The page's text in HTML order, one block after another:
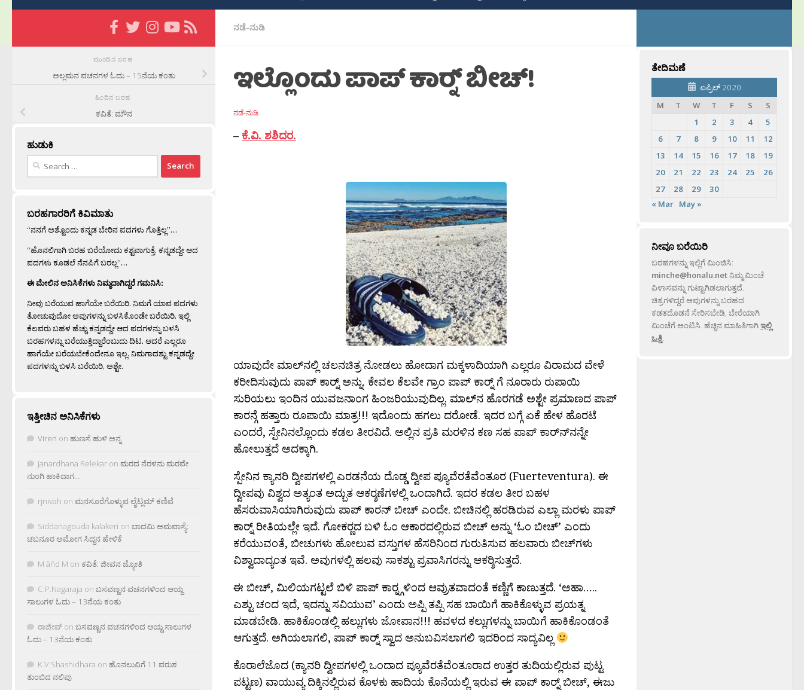
ನಡೆ-ನುಡಿ
ಇಲ್ಲೊಂದು ಪಾಪ್‍ ಕಾರ‍್ನ್ ಬೀಚ್!
ನಡೆ-ನುಡಿ
– ಕೆ.ವಿ. ಶಶಿದರ.
ಯಾವುದೇ ಮಾಲ್‍ನಲ್ಲಿ ಚಲನಚಿತ್ರ ನೋಡಲು ಹೋದಾಗ ಮಕ್ಕಳಾದಿಯಾಗಿ ಎಲ್ಲರೂ ವಿರಾಮದ ವೇಳೆ
ಕರೀದಿಸುವುದು ಪಾಪ್ ಕಾರ‍್ನ್ ಅನ್ನು. ಕೇವಲ ಕೆಲವೇ ಗ್ರಾಂ ಪಾಪ್ ಕಾರ‍್ನ್ ಗೆ ನೂರಾರು ರುಪಾಯಿ
ಸುರಿಯಲು ಇಂದಿನ ಯುವಜನಾಂಗ ಹಿಂಜರಿಯುವುದಿಲ್ಲ. ಮಾಲ್‍ನ ಹೊರಗಡೆ ಅಶ್ಟೇ ಪ್ರಮಾಣದ ಪಾಪ್
ಕಾರನ್ಗೆ ಹತ್ತಾರು ರೂಪಾಯಿ ಮಾತ್ರ!!! ಇದೊಂದು ಹಗಲು ದರೋಡೆ. ಇದರ ಬಗ್ಗೆ ಏಕೆ ಹೇಳ ಹೊರಟೆ
ಎಂದರೆ, ಸ್ಪೇನಿನಲ್ಲೊಂದು ಕಡಲ ತೀರವಿದೆ. ಅಲ್ಲಿನ ಪ್ರತಿ ಮರಳಿನ ಕಣ ಸಹ ಪಾಪ್ ಕಾರ‍್ನ್‍ನನ್ನೇ
ಹೋಲುತ್ತದೆ ಅದಕ್ಕಾಗಿ.
ಸ್ಪೇನಿನ ಕ್ಯಾನರಿ ದ್ವೀಪಗಳಲ್ಲಿ ಎರಡನೆಯ ದೊಡ್ಡ ದ್ವೀಪ ಪ್ಯೂವೆರತೆವೆಂತೂರ (Fuerteventura). ಈ
ದ್ವೀಪವು ವಿಶ್ವದ ಅತ್ಯಂತ ಅದ್ಬುತ ಆಕರ‍್ಶಣೆಗಳಲ್ಲಿ ಒಂದಾಗಿದೆ. ಇದರ ಕಡಲ ತೀರ ಬಹಳ
ಹೆಸರುವಾಸಿಯಾಗಿರುವುದು ಪಾಪ್ ಕಾರನ್ ಬೀಚ್ ಎಂದೇ. ಬೀಚಿನಲ್ಲಿ ಹರಡಿರುವ ಎಲ್ಲಾ ಮರಳು ಪಾಪ್
ಕಾರ‍್ನ್ ರೀತಿಯಲ್ಲೇ ಇದೆ. ಗೋಕರ‍್ಣದ ಬಳಿ ಓಂ ಆಕಾರದಲ್ಲಿರುವ ಬೀಚ್ ಅನ್ನು ‘ಓಂ ಬೀಚ್’ ಎಂದು
ಕರೆಯುವಂತೆ, ಬೀಚುಗಳು ಹೋಲುವ ವಸ್ತುಗಳ ಹೆಸರಿನಿಂದ ಗುರುತಿಸುವ ಹಲವಾರು ಬೀಚ್‍ಗಳು
ವಿಶ್ವಾದಾದ್ಯಂತ ಇವೆ. ಅವುಗಳಲ್ಲಿ ಹಲವು ಸಾಕಶ್ಟು ಪ್ರವಾಸಿಗರನ್ನು ಆಕರ‍್ಶಿಸುತ್ತದೆ.
ಈ ಬೀಚ್, ಮಿಲಿಯಗಟ್ಟಲೆ ಬಿಳಿ ಪಾಪ್ ಕಾರ‍್ನ್ಗಳಿಂದ ಆವ್ರುತವಾದಂತೆ ಕಣ್ಣಿಗೆ ಕಾಣುತ್ತದೆ. ‘ಅಹಾ…..
ಎಶ್ಟು ಚಂದ ಇದೆ, ಇದನ್ನು ಸವಿಯುವ’ ಎಂದು ಅಪ್ಪಿ ತಪ್ಪಿ ಸಹ ಬಾಯಿಗೆ ಹಾಕಿಕೊಳ್ಳುವ ಪ್ರಯತ್ನ
ಮಾಡಬೇಡಿ. ಹಾಕಿಕೊಂಡಲ್ಲಿ ಹಲ್ಲುಗಳು ಜೋಪಾನ!!! ಹವಳದ ಕಲ್ಲುಗಳನ್ನು ಬಾಯಿಗೆ ಹಾಕಿಕೊಂಡಂತೆ
ಆಗುತ್ತದೆ. ಅಗಿಯಲಾಗಲಿ, ಪಾಪ್ ಕಾರ‍್ನ್ ಸ್ವಾದ ಅನುಬವಿಸಲಾಗಲಿ ಇದರಿಂದ ಸಾದ್ಯವಿಲ್ಲ
ಕೊರಾಲೆಜೊದ (ಕ್ಯಾನರಿ ದ್ವೀಪಗಳಲ್ಲಿ ಒಂದಾದ ಪ್ಯೂವೆರತೆವೆಂತೂರಾದ ಉತ್ತರ ತುದಿಯಲ್ಲಿರುವ ಪುಟ್ಟ
ಪಟ್ಟಣ) ವಾಯುವ್ಯ ದಿಕ್ಕಿನಲ್ಲಿರುವ ಕೊಳಕು ಹಾದಿಯ ಕೊನೆಯಲ್ಲಿ ಇರುವ ಈ ಪಾಪ್ ಕಾರ‍್ನ್ ಬೀಚ್, ಈಜು
ಮುಂದಿನ ಬರಹ
ಅಲ್ಲಮನ ವಚನಗಳ ಓದು – 15ನೆಯ ಕಂತು
ಹಿಂದಿನ ಬರಹ
ಕವಿತೆ: ಮೌನ
ಹುಡುಕಿ
Search
ಬರಹಗಾರರಿಗೆ ಕಿವಿಮಾತು
“ನನಗೆ ಅಶ್ಟೊಂದು ಕನ್ನಡ ಬೇರಿನ ಪದಗಳು ಗೊತ್ತಿಲ್ಲ”…
“ಹೊನಲಿಗಾಗಿ ಬರಹ ಬರೆಯೋದು ಕಶ್ಟವಾಗುತ್ತೆ. ಕನ್ನಡದ್ದೇ ಆದ
ಪದಗಳು ಕೂಡಲೆ ನೆನಪಿಗೆ ಬರಲ್ಲ”…
ಈ ಮೇಲಿನ ಅನಿಸಿಕೆಗಳು ನಿಮ್ಮದಾಗಿದ್ದರೆ ಗಮನಿಸಿ:
ನೀವು ಬರೆಯುವ ಹಾಗೆಯೇ ಬರೆಯಿರಿ. ನಿಮಗೆ ಯಾವ ಪದಗಳು
ತೋಚುವುದೋ ಅವುಗಳನ್ನು ಬಳಸಿಕೊಂಡೇ ಬರೆಯಿರಿ. ಇಲ್ಲಿ
ಕೆಲವರು ಬಹಳ ಹೆಚ್ಚು ಕನ್ನಡದ್ದೇ ಆದ ಪದಗಳನ್ನು ಬಳಸಿ
ಬರಹಗಳನ್ನು ಬರೆಯುತ್ತಿದ್ದಾರೆಂಬುದು ದಿಟ. ಆದರೆ ಎಲ್ಲರೂ
ಹಾಗೆಯೇ ಬರೆಯಬೇಕೆಂದೇನೂ ಇಲ್ಲ. ನಿಮಗಾದಶ್ಟು ಕನ್ನಡದ್ದೇ
ಪದಗಳನ್ನು ಬಳಸಿ ಬರೆಯಿರಿ, ಅಶ್ಟೇ.
ಇತ್ತೀಚಿನ ಅನಿಸಿಕೆಗಳು
Viren on ಹುಣಸೆ ಹುಳಿ ಅನ್ನ
Janardhana Relekar on ಮರದ ನೆರಳನು ಮರವೇ
ನುಂಗಿ ಹಾಕಿದಾಗ…
rjnivah on ಮನಸೂರೆಗೊಳ್ಳುವ ಲೈಟ್ಲಮ್ ಕಣಿವೆ
Siddanagouda kalakeri on ಬಾದಮಿ ಅಮವಾಸ್ಯೆ:
ಚಬನೂರ ಅಮೋಗ ಸಿದ್ದನ ಹೇಳಿಕೆ
M âñd M on ಕವಿತೆ: ಜೀವನ ಜ್ಯೋತಿ
C.P.Nagaraja on ಬಸವಣ್ಣನ ವಚನಗಳಿಂದ ಆಯ್ದ
ಸಾಲುಗಳ ಓದು – 13ನೆಯ ಕಂತು
ರಾಜೀವ್ on ಬಸವಣ್ಣನ ವಚನಗಳಿಂದ ಆಯ್ದ ಸಾಲುಗಳ
ಓದು – 13ನೆಯ ಕಂತು
K.V Shashidhara on ಹೊನಲುವಿಗೆ 11 ವರುಶ
ತುಂಬಿದ ನಲಿವು
ತೇದಿಮಣೆ
ಏಪ್ರಿಲ್ 2020
M
T W T F S
S
1
2 3 4
5
6
7 8 9 10 11
12
13
14 15 16 17 18
19
20
21 22 23 24 25
26
27
28 29
30
« Mar May »
ನೀವೂ ಬರೆಯಿರಿ
ಬರಹಗಳನ್ನು ಇಲ್ಲಿಗೆ ಮಿಂಚಿಸಿ:
minche@honalu.netನಿಮ್ಮ ಮಿಂಚೆ
ವಿಳಾಸವನ್ನು ಗುಟ್ಟಾಗಿಡಲಾಗುತ್ತದೆ.
ಚಿತ್ರಗಳಿದ್ದರೆ ಅವುಗಳನ್ನು ಬರಹದ
ಕಡತದೊಡನೆ ಸೇರಿಸಬೇಡಿ, ಬೇರೆಯಾಗಿ
ಮಿಂಚೆಗೆ ಅಂಟಿಸಿ. ಹೆಚ್ಚಿನ ಮಾಹಿತಿಗಾಗಿಇಲ್ಲಿ
ಒತ್ತಿ.